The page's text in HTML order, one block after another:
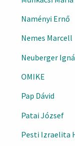
Naményi Ernő
Nemes Marcell
Neuberger
OMIKE
Pap Dávid
Patai József
Pesti Izraelita